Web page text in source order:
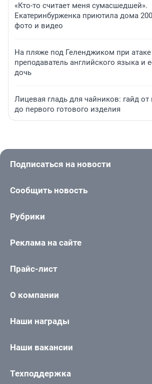
«Кто-то считает меня сумасшедшей».
Екатеринбурженка приютила дома
фото и видео
На пляже под Геленджиком при
преподаватель английского языка и
дочь
Лицевая гладь для чайников: гайд от
до первого готового изделия
Подписаться на новости
Сообщить новость
Рубрики
Реклама на сайте
Прайс-лист
О компании
Наши награды
Наши вакансии
Техподдержка